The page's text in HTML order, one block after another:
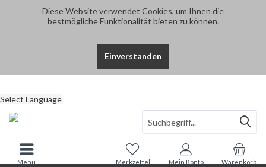
Diese Website verwendet Cookies, um Ihnen die
bestmögliche Funktionalität bieten zu können.
Einverstanden
Select Language
Warenkorb
Merkzettel Mein Konto
Menü